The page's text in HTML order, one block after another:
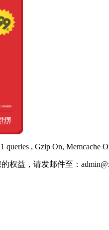
queries , Gzip On, Memcache
权益，请发邮件至：